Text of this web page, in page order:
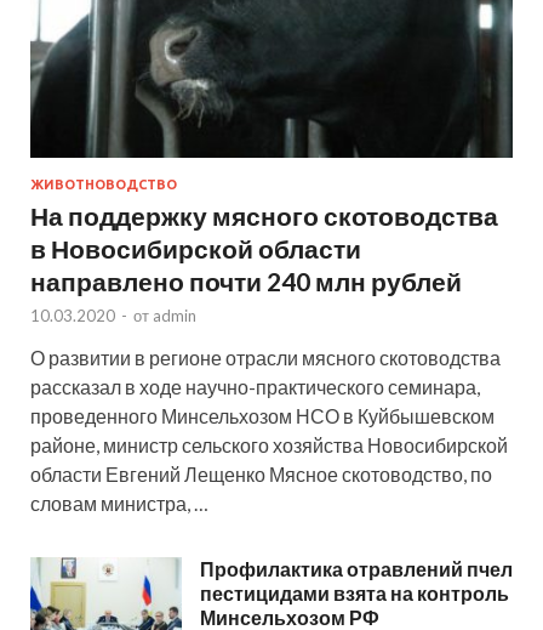
ЖИВОТНОВОДСТВО
На поддержку мясного скотоводства
в Новосибирской области
направлено почти 240 млн рублей
10.03.2020 - от admin
О развитии в регионе отрасли мясного скотоводства
рассказал в ходе научно-практического семинара,
проведенного Минсельхозом НСО в Куйбышевском
районе, министр сельского хозяйства Новосибирской
области Евгений Лещенко Мясное скотоводство, по
словам министра, …
Профилактика отравлений пчел
пестицидами взята на контроль
Минсельхозом РФ